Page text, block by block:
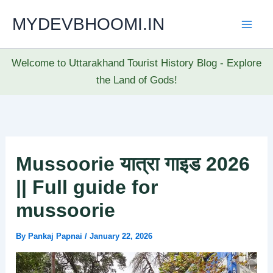
MYDEVBHOOMI.IN
Welcome to Uttarakhand Tourist History Blog - Explore
the Land of Gods!
Mussoorie यात्रा गाइड 2026
|| Full guide for
mussoorie
ByPankaj Papnai/January 22, 2026